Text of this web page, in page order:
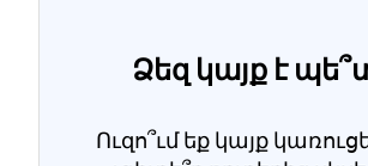
Ձեզ կայք է
Ուզո՞ւմ եք կայք